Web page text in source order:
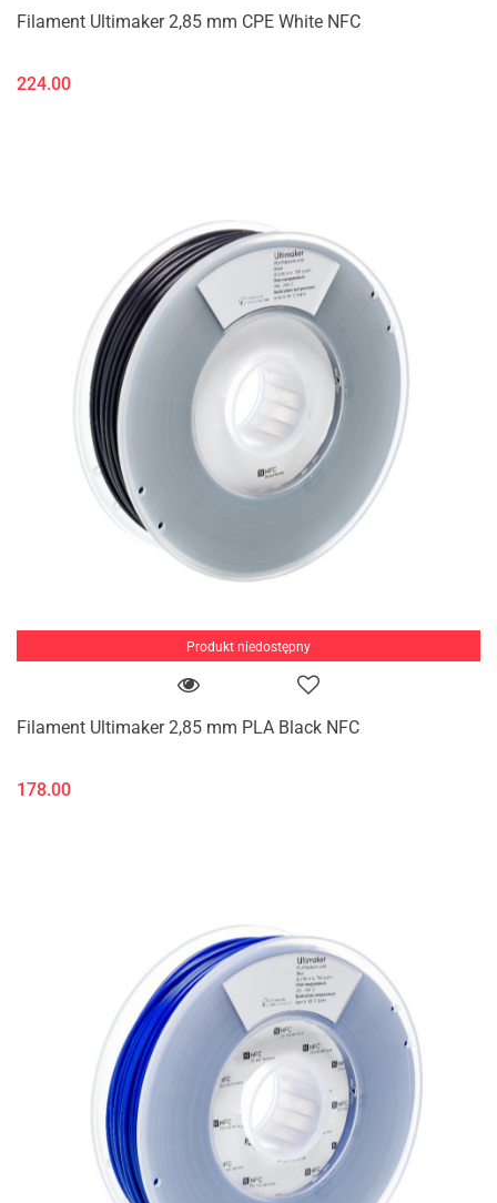
Filament Ultimaker 2,85 mm CPE White NFC
224.00
Produkt niedostępny
Filament Ultimaker 2,85 mm PLA Black NFC
178.00